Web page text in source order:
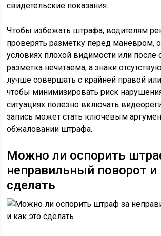
свидетельские показания.
Чтобы избежать штрафа, водителям
проверять разметку перед маневром,
условиях плохой видимости или после
разметка нечитаема, а знаки
лучше совершать с крайней правой
чтобы минимизировать риск
ситуациях полезно включать
запись может стать ключевым
обжаловании штрафа.
Можно ли оспорить
неправильный поворот и
сделать